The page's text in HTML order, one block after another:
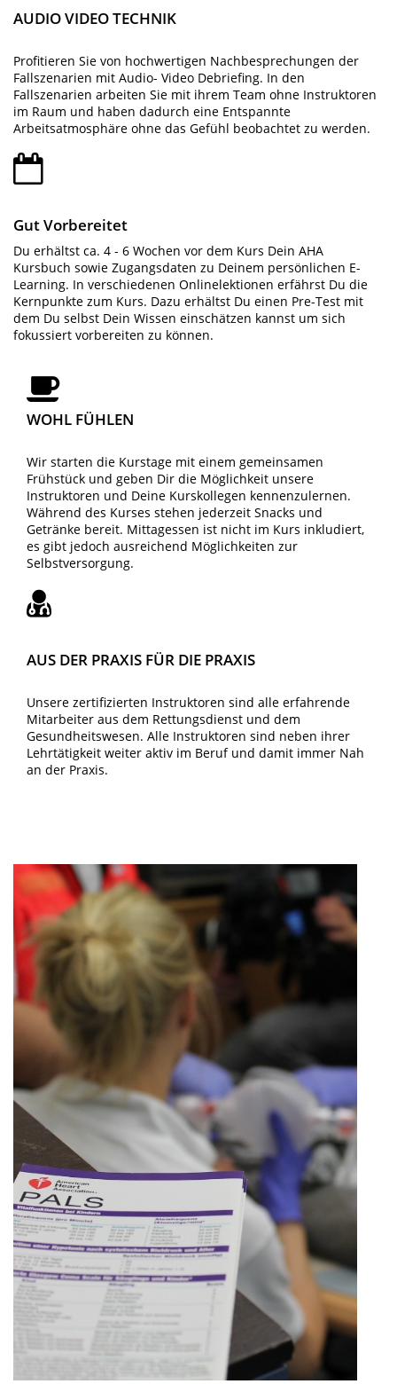
AUDIO VIDEO TECHNIK
Profitieren Sie von hochwertigen Nachbesprechungen der
Fallszenarien mit Audio- Video Debriefing. In den
Fallszenarien arbeiten Sie mit ihrem Team ohne Instruktoren
im Raum und haben dadurch eine Entspannte
Arbeitsatmosphäre ohne das Gefühl beobachtet zu werden.
Gut Vorbereitet
Du erhältst ca. 4 - 6 Wochen vor dem Kurs Dein AHA
Kursbuch sowie Zugangsdaten zu Deinem persönlichen E-
Learning. In verschiedenen Onlinelektionen erfährst Du die
Kernpunkte zum Kurs. Dazu erhältst Du einen Pre-Test mit
dem Du selbst Dein Wissen einschätzen kannst um sich
fokussiert vorbereiten zu können.
WOHL FÜHLEN
Wir starten die Kurstage mit einem gemeinsamen
Frühstück und geben Dir die Möglichkeit unsere
Instruktoren und Deine Kurskollegen kennenzulernen.
Während des Kurses stehen jederzeit Snacks und
Getränke bereit. Mittagessen ist nicht im Kurs inkludiert,
es gibt jedoch ausreichend Möglichkeiten zur
Selbstversorgung.
AUS DER PRAXIS FÜR DIE PRAXIS
Unsere zertifizierten Instruktoren sind alle erfahrende
Mitarbeiter aus dem Rettungsdienst und dem
Gesundheitswesen. Alle Instruktoren sind neben ihrer
Lehrtätigkeit weiter aktiv im Beruf und damit immer Nah
an der Praxis.